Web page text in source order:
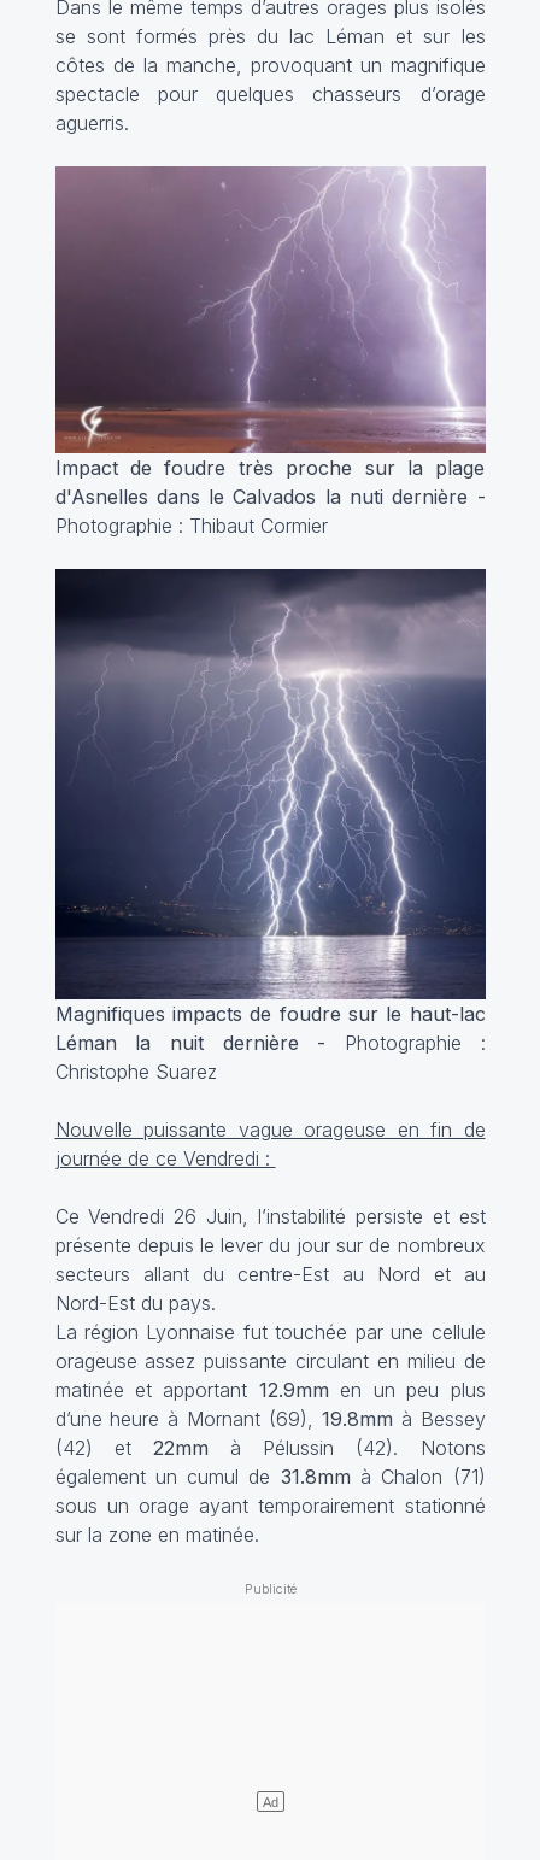
Dans le même temps d’autres orages plus isolés
se sont formés près du lac Léman et sur les
côtes de la manche, provoquant un magnifique
spectacle pour quelques chasseurs d’orage
aguerris.
Impact de foudre très proche sur la plage
d'Asnelles dans le Calvados la nuti dernière -
Photographie : Thibaut Cormier
Magnifiques impacts de foudre sur le haut-lac
Léman la nuit dernière - Photographie :
Christophe Suarez
Nouvelle puissante vague orageuse en fin de
journée de ce Vendredi :
Ce Vendredi 26 Juin, l’instabilité persiste et est
présente depuis le lever du jour sur de nombreux
secteurs allant du centre-Est au Nord et au
Nord-Est du pays.
La région Lyonnaise fut touchée par une cellule
orageuse assez puissante circulant en milieu de
matinée et apportant 12.9mm en un peu plus
d’une heure à Mornant (69), 19.8mm à Bessey
(42) et 22mm à Pélussin (42). Notons
également un cumul de 31.8mm à Chalon (71)
sous un orage ayant temporairement stationné
sur la zone en matinée.